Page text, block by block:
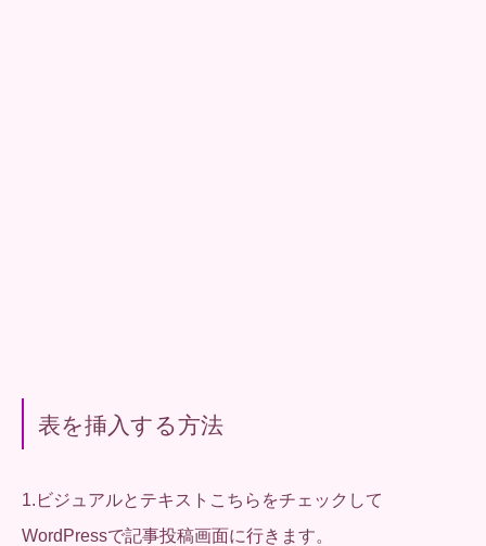
表を挿入する方法
1.ビジュアルとテキストこちらをチェックして
WordPressで記事投稿画面に行きます。